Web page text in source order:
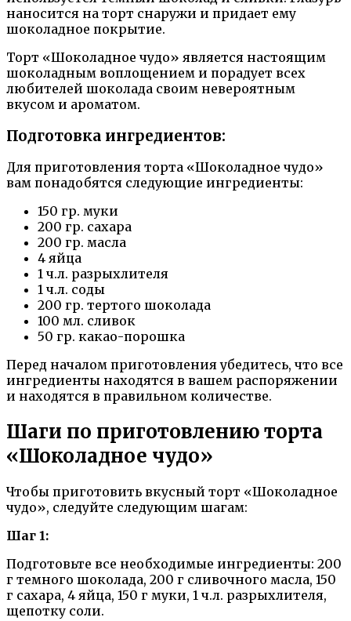
наносится на торт снаружи и придает ему
шоколадное покрытие.
Торт «Шоколадное чудо» является настоящим
шоколадным воплощением и порадует всех
любителей шоколада своим невероятным
вкусом и ароматом.
Подготовка ингредиентов:
Для приготовления торта «Шоколадное чудо»
вам понадобятся следующие ингредиенты:
150 гр. муки
200 гр. сахара
200 гр. масла
4 яйца
1 ч.л. разрыхлителя
1 ч.л. соды
200 гр. тертого шоколада
100 мл. сливок
50 гр. какао-порошка
Перед началом приготовления убедитесь, что все
ингредиенты находятся в вашем распоряжении
и находятся в правильном количестве.
Шаги по приготовлению торта
«Шоколадное чудо»
Чтобы приготовить вкусный торт «Шоколадное
чудо», следуйте следующим шагам:
Шаг 1:
Подготовьте все необходимые ингредиенты: 200
г темного шоколада, 200 г сливочного масла, 150
г сахара, 4 яйца, 150 г муки, 1 ч.л. разрыхлителя,
щепотку соли.